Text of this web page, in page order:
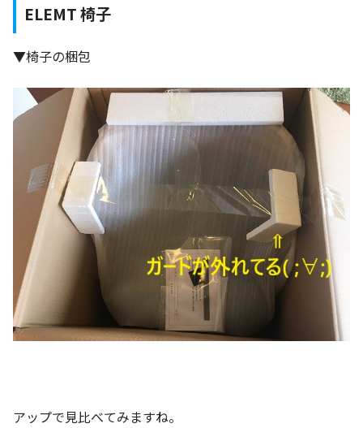
ELEMT 椅子
▼椅子の梱包
アップで見比べてみますね。